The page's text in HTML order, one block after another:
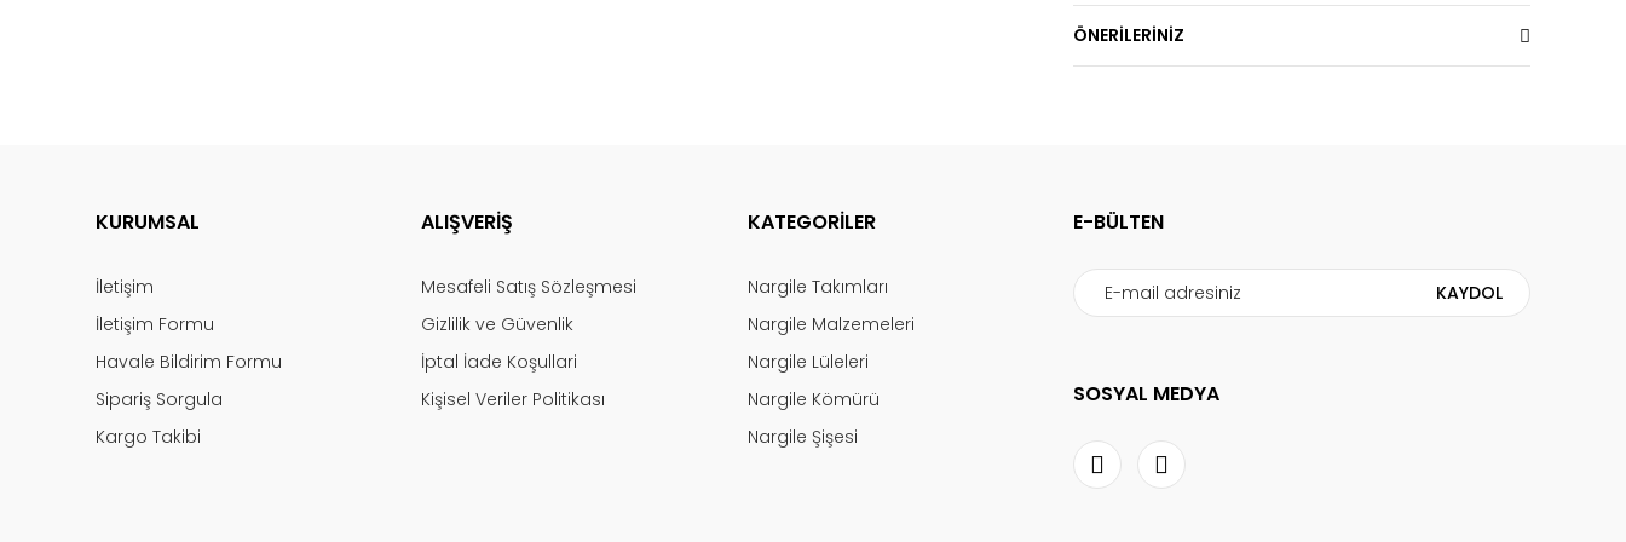
ÖNERİLERİNİZ
KURUMSAL
İletişim
İletişim Formu
Havale Bildirim Formu
Sipariş Sorgula
Kargo Takibi
ALIŞVERİŞ
Mesafeli Satış Sözleşmesi
Gizlilik ve Güvenlik
İptal İade Koşullari
Kişisel Veriler Politikası
KATEGORİLER
Nargile Takımları
Nargile Malzemeleri
Nargile Lüleleri
Nargile Kömürü
Nargile Şişesi
E-BÜLTEN
KAYDOL
SOSYAL MEDYA